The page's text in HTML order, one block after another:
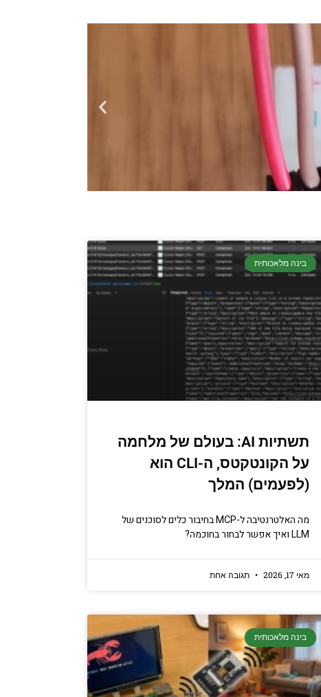
בינה מלאכותית
תשתיות AI: בעולם של מלחמה
על הקונטקטס, ה-CLI הוא
(לפעמים) המלך
מה האלטרנטיבה ל-MCP בחיבור כלים לסוכנים של
LLM ואיך אפשר לבחור בחוכמה?
מאי 17, 2026 תגובה אחת
בינה מלאכותית